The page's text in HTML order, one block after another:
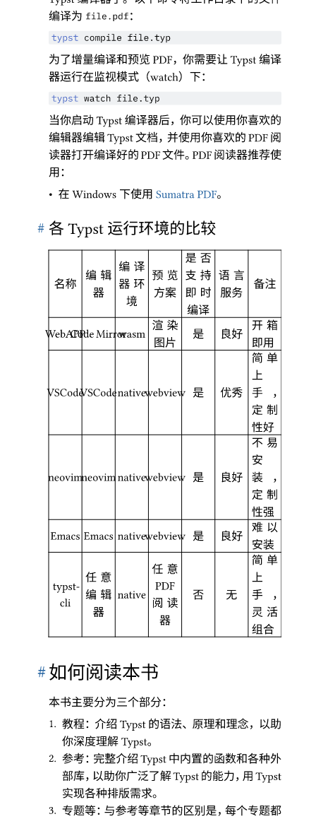
编译为 file.pdf ：
typst compile file.typ
为了增量编译和预览 PDF，你需要让Typst 编译
器运行在监视模式 （watch） 下：
typst watch file.typ
当你启动Typst 编译器后， 你可以使用你喜欢的
编辑器编辑Typst文档， 并使用你喜欢的PDF阅
读器打开编译好的 PDF文件。 PDF 阅读器推荐使
用：
• 在Windows 下使用Sumatra PDF。
# 各Typst运行环境的比较
名称
编辑
器
编译
器环
境
预览
方案
是否
支持
即时
编译
语言
服务
备注
WebAPPCode Mirrorwasm
渲染
图片
是 良好
开箱
即用
VSCodeVSCodenativewebview 是 优秀
简单
上
手
，
定制
性好
neovimneovimnativewebview 是 良好
不易
安
装
，
定制
性强
Emacs Emacs nativewebview 是 良好
难以
安装
typst-
cli
任意
编辑
器
native
任意
PDF
阅读
器
否 无
简单
上
手
，
灵活
组合
#如何阅读本书
本书主要分为三个部分：
1. 教程： 介绍 Typst的语法、 原理和理念， 以助
你深度理解 Typst。
2. 参考： 完整介绍Typst中内置的函数和各种外
部库， 以助你广泛了解Typst 的能力， 用Typst
实现各种排版需求。
3. 专题等： 与参考等章节的区别是， 每个专题都